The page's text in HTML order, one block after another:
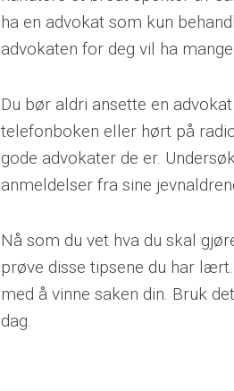
ha en advokat som kun
advokaten for deg vil ha
Du bør aldri ansette en
telefonboken eller hørt på
gode advokater de er.
anmeldelser fra sine
Nå som du vet hva du skal
prøve disse tipsene du har
med å vinne saken din. Bruk
dag.